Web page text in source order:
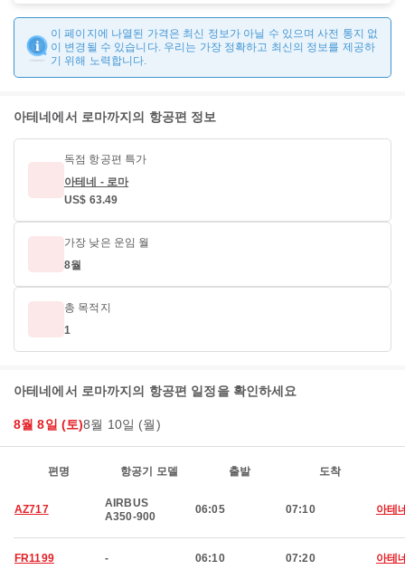
이 페이지에 나열된 가격은 최신 정보가 아닐 수 있으며 사전 통지 없
이 변경될 수 있습니다. 우리는 가장 정확하고 최신의 정보를 제공하
기 위해 노력합니다.
아테네에서 로마까지의 항공편 정보
독점 항공편 특가
아테네 - 로마
US$ 63.49
가장 낮은 운임 월
8월
총 목적지
1
아테네에서 로마까지의 항공편 일정을 확인하세요
8월 8일 (토)8월 10일 (월)
편명 항공기 모델 출발 도착
AZ717
AIRBUS
A350-900
06:05 07:10 아테
FR1199 - 06:10 07:20 아테